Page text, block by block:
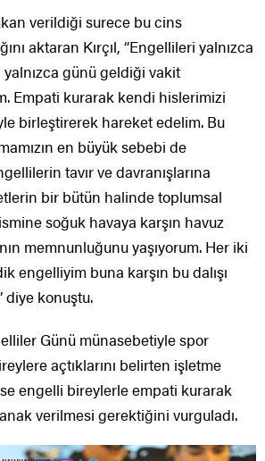
verildiği surece bu cins
aktaran Kırçıl, “Engellileri yalnızca
günü geldiği vakit
Empati kurarak kendi hislerimizi
birleştirerek hareket edelim. Bu
en büyük sebebi de
tavır ve davranışlarına
bir bütün halinde toplumsal
soğuk havaya karşın havuz
memnunluğunu yaşıyorum. Her iki
engelliyim buna karşın bu dalışı
diye konuştu.
Günü münasebetiyle spor
açtıklarını belirten işletme
engelli bireylerle empati kurarak
verilmesi gerektiğini vurguladı.